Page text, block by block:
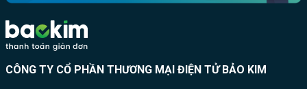
CÔNG TY CỔ PHẦN THƯƠNG MẠI ĐIỆN TỬ BẢO KIM